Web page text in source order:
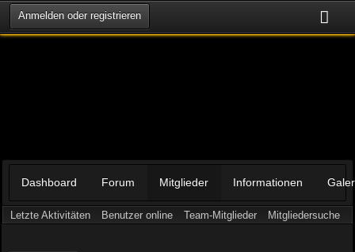
Anmelden oder registrieren
Dashboard Forum Mitglieder Informationen
Letzte Aktivitäten Benutzer online Team-Mitglieder Mitgliedersuche